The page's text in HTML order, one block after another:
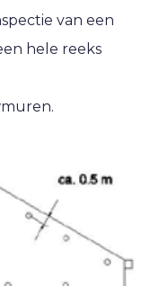
van een
hele reeks